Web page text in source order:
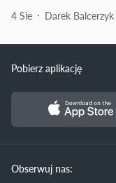
4 Sie Darek Balcerzyk
Pobierz aplikację
Obserwuj nas: